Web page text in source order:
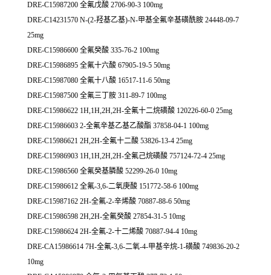
DRE-C15987200 全氟戊酸 2706-90-3 100mg
DRE-C14231570 N-(2-羟基乙基)-N-甲基全氟辛基磺酰胺 24448-09-7
25mg
DRE-C15986600 全氟癸酸 335-76-2 100mg
DRE-C15986895 全氟十六酸 67905-19-5 50mg
DRE-C15987080 全氟十八酸 16517-11-6 50mg
DRE-C15987500 全氟三丁胺 311-89-7 100mg
DRE-C15986622 1H,1H,2H,2H-全氟十二烷磺酸 120226-60-0 25mg
DRE-C15986603 2-全氟辛基乙基乙酸酯 37858-04-1 100mg
DRE-C15986621 2H,2H-全氟十二酸 53826-13-4 25mg
DRE-C15986903 1H,1H,2H,2H-全氟己烷磺酸 757124-72-4 25mg
DRE-C15986560 全氟癸基膦酸 52299-26-0 10mg
DRE-C15986612 全氟-3,6-二氧庚酸 151772-58-6 100mg
DRE-C15987162 2H-全氟-2-辛烯酸 70887-88-6 50mg
DRE-C15986598 2H,2H-全氟癸酸 27854-31-5 10mg
DRE-C15986624 2H-全氟-2-十二烯酸 70887-94-4 10mg
DRE-CA15986614 7H-全氟-3,6-二氧-4-甲基辛烷-1-磺酸 749836-20-2
10mg